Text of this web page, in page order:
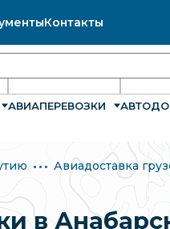
Контакты
АВИАПЕРЕВОЗКИ
Авиадоставка
в